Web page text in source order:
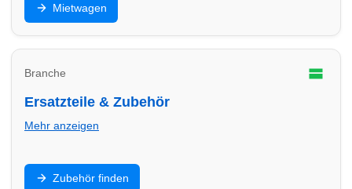
Finde Autovermietungen in Köln und vergleiche
Konditionen.
Mietwagen
Branche
Ersatzteile & Zubehör
Mehr anzeigen
Teile, Batterien, Öl, Zubehör und Einbau: Finde
Anbieter in Köln für schnelle Verfügbarkeit und
Zubehör finden